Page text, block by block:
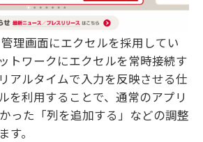
理画面にエクセルを採用してい
トワークにエクセルを常時接続す
アルタイムで入力を反映させる仕
を利用することで、通常のアプリ
った「列を追加する」などの調整
す。